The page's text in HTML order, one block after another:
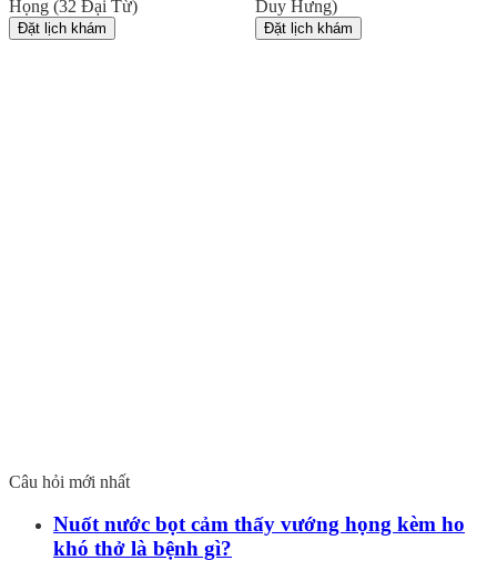
Họng (32 Đại Từ)
Đặt lịch khám
Duy Hưng)
Đặt lịch khám
Câu hỏi mới nhất
Nuốt nước bọt cảm thấy vướng họng kèm ho
khó thở là bệnh gì?